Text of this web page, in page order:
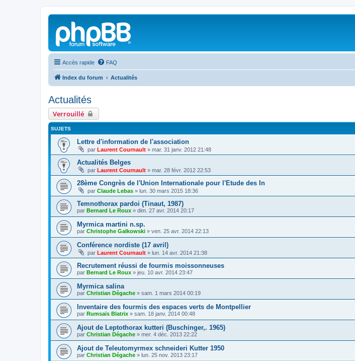
Accès rapide FAQ
Index du forum Actualités
Actualités
Verrouillé
SUJETS
Lettre d'information de l'association
par Laurent Cournault » mar. 31 janv. 2012 21:48
Actualités Belges
par Laurent Cournault » mar. 28 févr. 2012 22:53
28ème Congrès de l'Union Internationale pour l'Etude des In
par Claude Lebas » lun. 30 mars 2015 18:36
Temnothorax pardoi (Tinaut, 1987)
par Bernard Le Roux » dim. 27 avr. 2014 20:17
Myrmica martini n.sp.
par Christophe Galkowski » ven. 25 avr. 2014 22:13
Conférence nordiste (17 avril)
par Laurent Cournault » lun. 14 avr. 2014 21:38
Recrutement réussi de fourmis moissonneuses
par Bernard Le Roux » jeu. 10 avr. 2014 23:47
Myrmica salina
par Christian Dégache » sam. 1 mars 2014 00:19
Inventaire des fourmis des espaces verts de Montpellier
par Rumsaïs Blatrix » sam. 18 janv. 2014 00:48
Ajout de Leptothorax kutteri (Buschinger,. 1965)
par Christian Dégache » mer. 4 déc. 2013 22:22
Ajout de Teleutomyrmex schneideri Kutter 1950
par Christian Dégache » lun. 25 nov. 2013 23:17